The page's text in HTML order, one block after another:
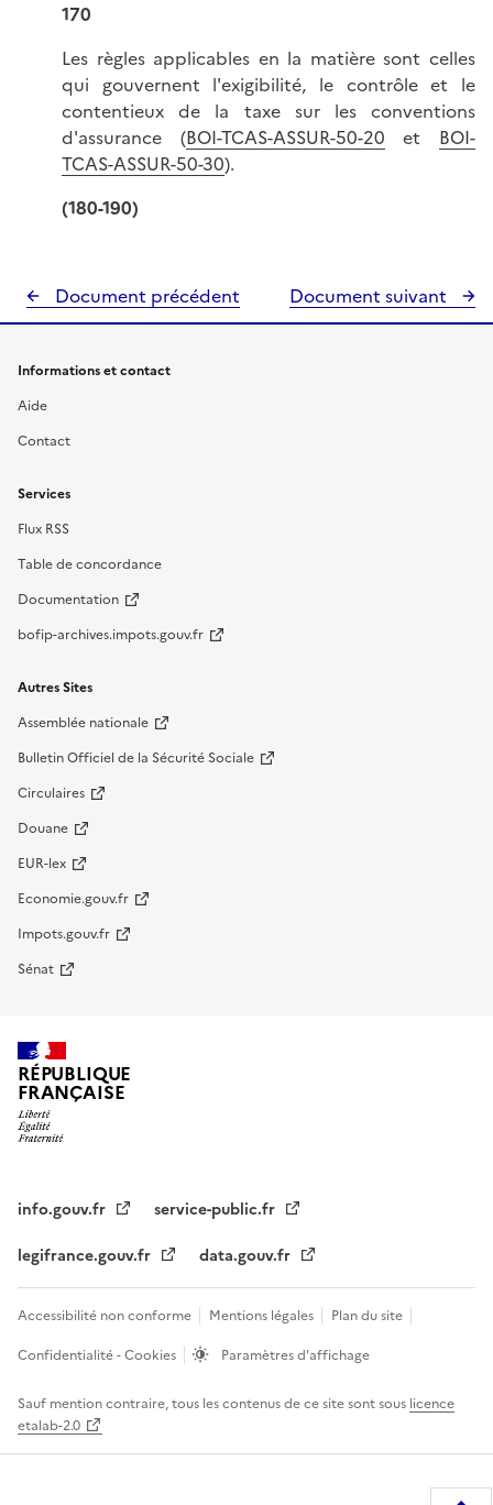
170
Les règles applicables en la matière sont celles
qui gouvernent l'exigibilité, le contrôle et le
contentieux de la taxe sur les conventions
d'assurance (BOI-TCAS-ASSUR-50-20 et BOI-
TCAS-ASSUR-50-30).
(180-190)
Document précédent Document suivant
Informations et contact
Aide
Contact
Services
Flux RSS
Table de concordance
Documentation
bofip-archives.impots.gouv.fr
Autres Sites
Assemblée nationale
Bulletin Officiel de la Sécurité Sociale
Circulaires
Douane
EUR-lex
Economie.gouv.fr
Impots.gouv.fr
Sénat
RÉPUBLIQUE
FRANÇAISE
info.gouv.fr
service-public.fr
legifrance.gouv.fr
data.gouv.fr
Accessibilité non conforme Mentions légales
Plan du site
Confidentialité - Cookies
Paramètres d'affichage
Sauf mention contraire, tous les contenus de ce site sont sous licence
etalab-2.0